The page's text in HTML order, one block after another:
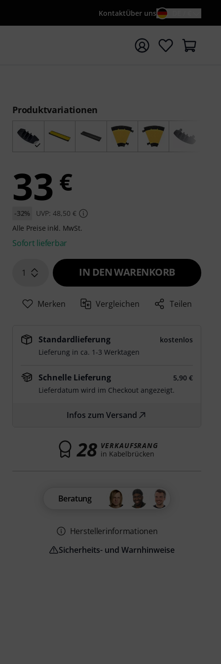
KontaktÜber uns
mit Suchwort {searchTerm} starten
Produktvariationen
33 €
-32%
UVP: 48,50 €
Alle Preise inkl. MwSt.
Sofort lieferbar
1 IN DEN WARENKORB
Merken Vergleichen Teilen
Standardlieferung
kostenlos
Lieferung in ca. 1-3 Werktagen
Schnelle Lieferung
5,90 €
Lieferdatum wird im Checkout angezeigt.
Infos zum Versand
28 VERKAUFSRANG
in Kabelbrücken
Beratung
Herstellerinformationen
Sicherheits- und Warnhinweise